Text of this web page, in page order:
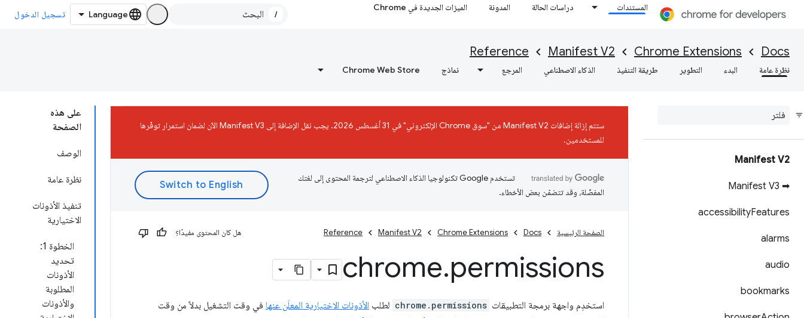
المستندات دراسات الحالة المدونة الميزات الجديدة في Chrome
/ تسجيل الدخول
Docs
Chrome Extensions
Manifest V2
Reference
نظرة عامة البدء التطوير طريقة التنفيذ الذكاء الاصطناعي المرجع نماذج Chrome Web Store
Manifest V2
➡ Manifest V3
accessibilityFeatures
alarms
audio
bookmarks
على هذه
الصفحة
الوصف
نظرة عامة
تنفيذ الأذونات
الاختيارية
الخطوة 1:
تحديد
الأذونات
المطلوبة
والأذونات
ستتم إزالة إضافات Manifest V2 من "سوق Chrome الإلكتروني" في 31 أغسطس 2026. يجب نقل الإضافة إلى Manifest V3 الآن لضمان استمرار توفّرها
للمستخدمين.
تستخدم Google تكنولوجيا الذكاء الاصطناعي لترجمة المحتوى إلى لغتك
المفضّلة، وقد تتضمّن بعض الأخطاء.
الصفحة الرئيسية Docs
Chrome Extensions
Manifest V2
Reference هل كان المحتوى مفيدًا؟
chrome.permissions
استخدِم واجهة برمجة التطبيقات chrome.permissions لطلب الأذونات الاختيارية المعلَن عنها في وقت التشغيل بدلاً من وقت